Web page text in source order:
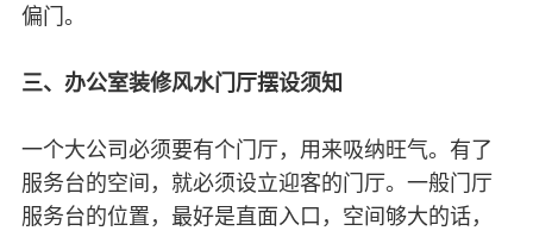
偏门。
三、办公室装修风水门厅摆设须知
一个大公司必须要有个门厅，用来吸纳旺气。有了
服务台的空间，就必须设立迎客的门厅。一般门厅
服务台的位置，最好是直面入口，空间够大的话，